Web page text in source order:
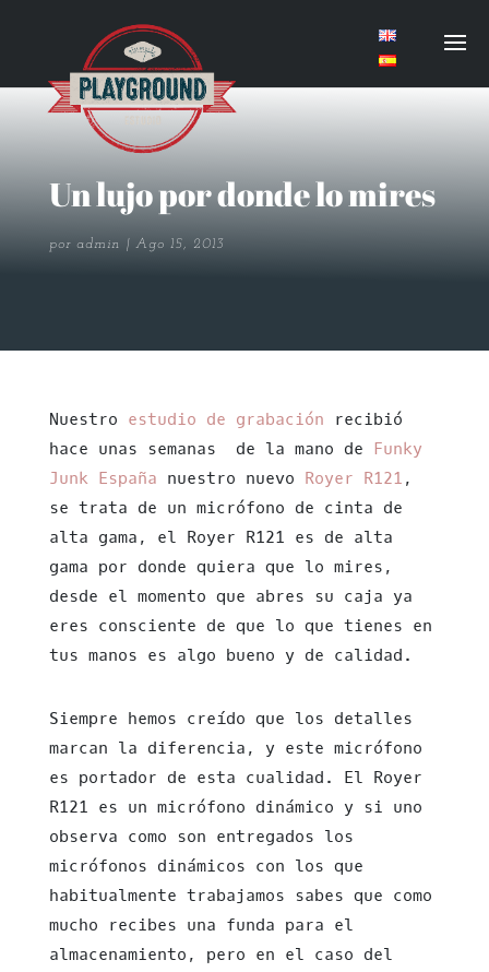
Un lujo por donde lo mires
por admin Ago 15, 2013
Nuestro estudio de grabación recibió
hace unas semanas de la mano de Funky
Junk España nuestro nuevo Royer R121 ,
se trata de un micrófono de cinta de
alta gama, el Royer R121 es de alta
gama por donde quiera que lo mires,
desde el momento que abres su caja ya
eres consciente de que lo que tienes en
tus manos es algo bueno y de calidad.
Siempre hemos creído que los detalles
marcan la diferencia, y este micrófono
es portador de esta cualidad. El Royer
R121 es un micrófono dinámico y si uno
observa como son entregados los
micrófonos dinámicos con los que
habitualmente trabajamos sabes que como
mucho recibes una funda para el
almacenamiento, pero en el caso del